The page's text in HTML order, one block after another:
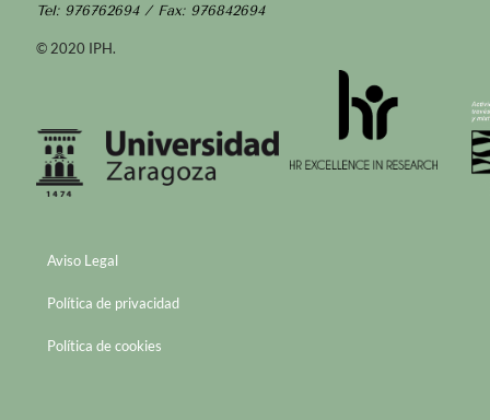
Tel: 976762694 / Fax: 976842694
© 2020 IPH.
Aviso Legal
Política de privacidad
Política de cookies